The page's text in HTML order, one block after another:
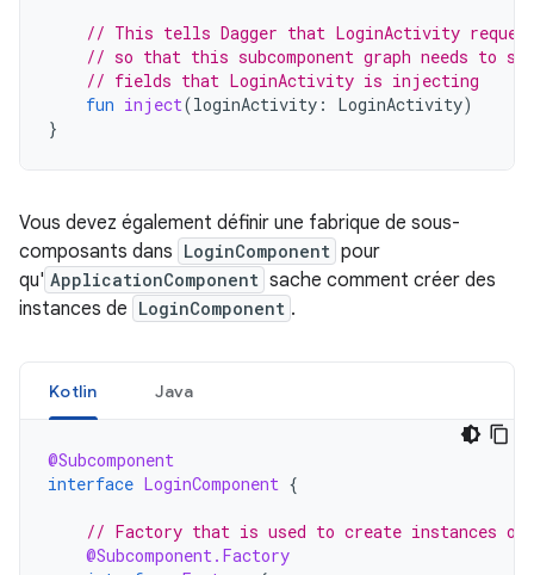
// This tells Dagger that LoginActivity
// so that this subcomponent graph needs to
// fields that LoginActivity is injecting
fun inject(loginActivity : LoginActivity)
}
Vous devez également définir une fabrique de sous-
composants dans LoginComponent pour
qu' ApplicationComponent sache comment créer des
instances de LoginComponent .
Kotlin Java
@Subcomponent
interface LoginComponent {
// Factory that is used to create instances of
@Subcomponent.Factory